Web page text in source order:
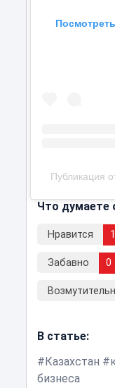
Публикация
Что думаете
Нравится 1
Забавно 0
В статье:
Казахстан
бизнеса